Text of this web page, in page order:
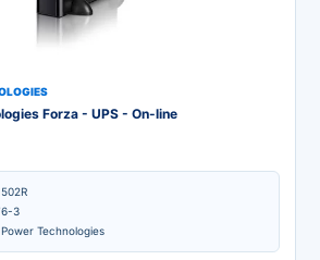
Forza - UPS - On-line
3
Technologies